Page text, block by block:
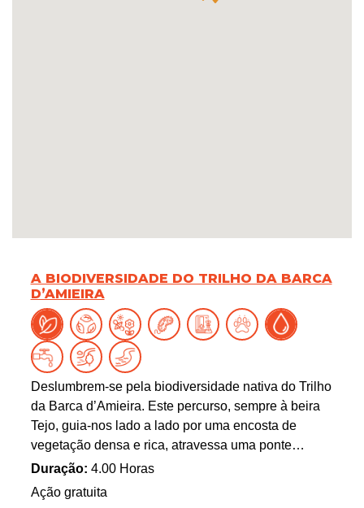
A BIODIVERSIDADE DO TRILHO DA BARCA
D’AMIEIRA
Deslumbrem-se pela biodiversidade nativa do Trilho
da Barca d’Amieira. Este percurso, sempre à beira
Tejo, guia-nos lado a lado por uma encosta de
vegetação densa e rica, atravessa uma ponte
pedonal suspensa, leva-nos a vários miradouros, e
maravilha-nos com a sua beleza natural.
Duração: 4.00 Horas
Ação gratuita